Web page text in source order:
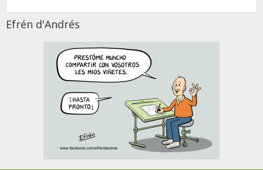
Efrén d'Andrés